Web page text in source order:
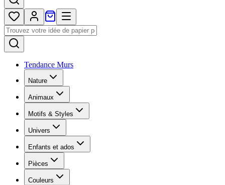
Tendance Murs
Nature
Animaux
Motifs & Styles
Univers
Enfants et ados
Pièces
Couleurs